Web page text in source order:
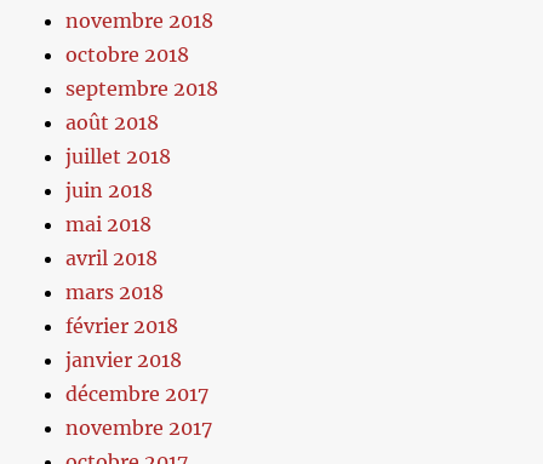
novembre 2018
octobre 2018
septembre 2018
août 2018
juillet 2018
juin 2018
mai 2018
avril 2018
mars 2018
février 2018
janvier 2018
décembre 2017
novembre 2017